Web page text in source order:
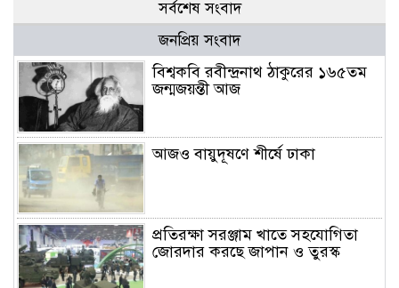
সর্বশেষ সংবাদ
জনপ্রিয় সংবাদ
বিশ্বকবি রবীন্দ্রনাথ ঠাকুরের ১৬৫তম
জন্মজয়ন্তী আজ
আজও বায়ুদূষণে শীর্ষে ঢাকা
প্রতিরক্ষা সরঞ্জাম খাতে সহযোগিতা
জোরদার করছে জাপান ও তুরস্ক